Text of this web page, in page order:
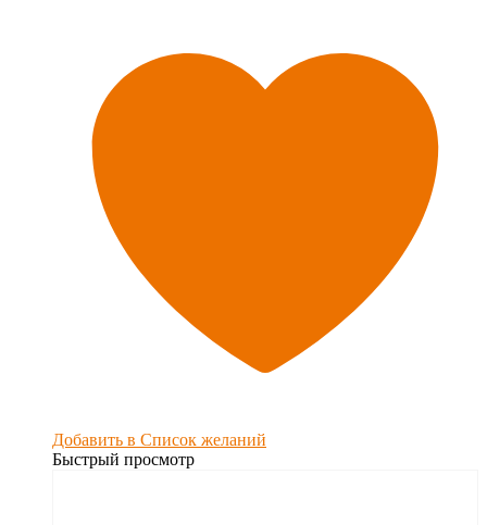
Добавить в Список желаний
Быстрый просмотр